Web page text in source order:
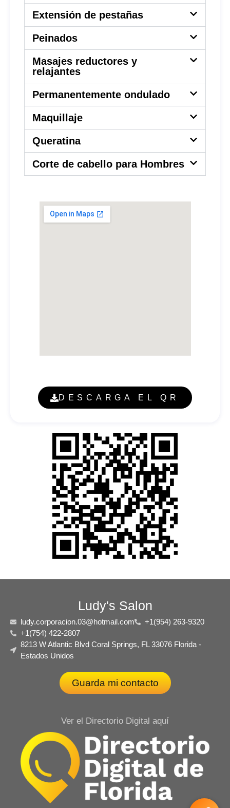
Extensión de pestañas
Peinados
Masajes reductores y
relajantes
Permanentemente ondulado
Maquillaje
Queratina
Corte de cabello para Hombres
DESCARGA EL QR
Ludy's Salon
ludy.corporacion.03@hotmail.com
+1(954) 263-9320
+1(754) 422-2807
8213 W Atlantic Blvd Coral Springs, FL 33076 Florida -
Estados Unidos
Guarda mi contacto
Ver el Directorio Digital aquí